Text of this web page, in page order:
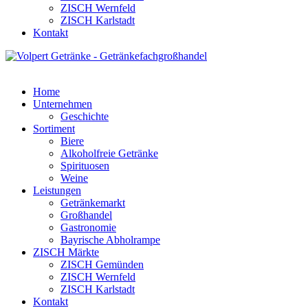
ZISCH Wernfeld
ZISCH Karlstadt
Kontakt
Home
Unternehmen
Geschichte
Sortiment
Biere
Alkoholfreie Getränke
Spirituosen
Weine
Leistungen
Getränkemarkt
Großhandel
Gastronomie
Bayrische Abholrampe
ZISCH Märkte
ZISCH Gemünden
ZISCH Wernfeld
ZISCH Karlstadt
Kontakt